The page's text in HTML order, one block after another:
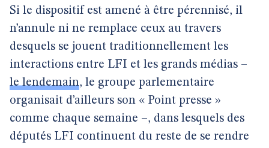
Si le dispositif est amené à être pérennisé, il
n’annule ni ne remplace ceux au travers
desquels se jouent traditionnellement les
interactions entre LFI et les grands médias –
le lendemain, le groupe parlementaire
organisait d’ailleurs son « Point presse »
comme chaque semaine –, dans lesquels des
députés LFI continuent du reste de se rendre